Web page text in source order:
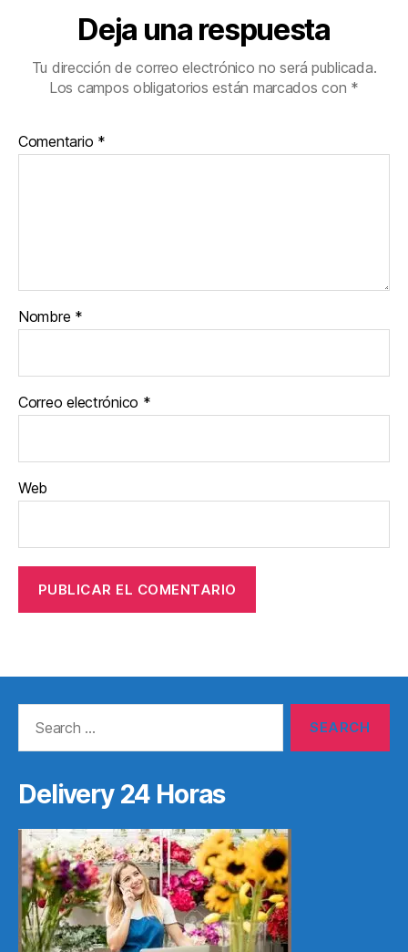
Deja una respuesta
Tu dirección de correo electrónico no será publicada.
Los campos obligatorios están marcados con *
Comentario *
Nombre *
Correo electrónico *
Web
Delivery 24 Horas